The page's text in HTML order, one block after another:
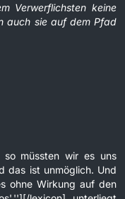
Verwerflichsten keine
auch sie auf dem Pfad
müssten wir es uns
das ist unmöglich. Und
ohne Wirkung auf den